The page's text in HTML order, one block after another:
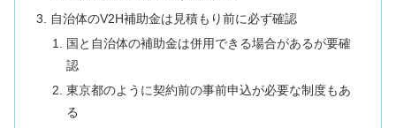
自治体のV2H補助金は見積もり前に必ず確認
国と自治体の補助金は併用できる場合があるが要確
認
東京都のように契約前の事前申込が必要な制度もあ
る